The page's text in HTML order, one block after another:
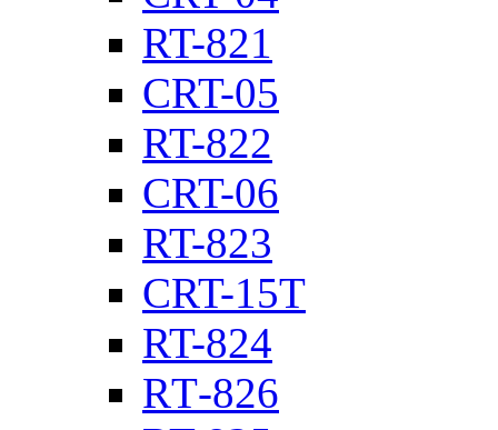
RT-821
CRT-05
RT-822
CRT-06
RT-823
CRT-15T
RT-824
RТ-826